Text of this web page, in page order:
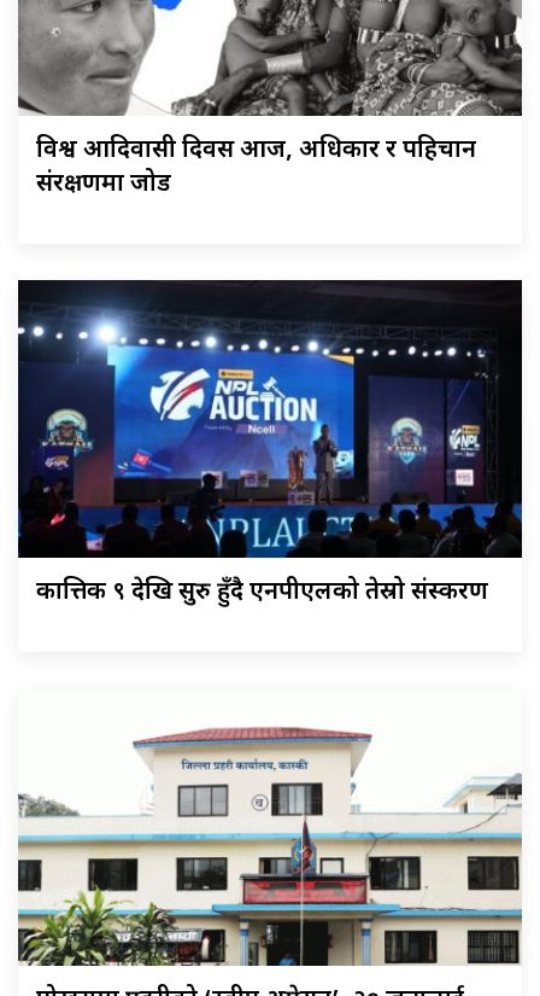
विश्व आदिवासी दिवस आज, अधिकार र पहिचान
संरक्षणमा जोड
कात्तिक ९ देखि सुरु हुँदै एनपीएलको तेस्रो संस्करण